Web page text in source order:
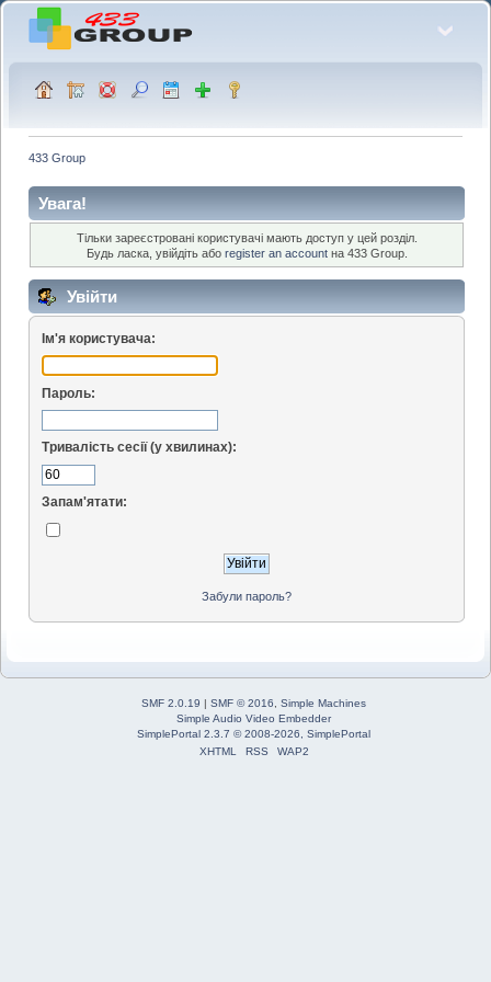
433 Group
Увага!
Тільки зареєстровані користувачі мають доступ у цей розділ.
Будь ласка, увійдіть або register an accountна 433 Group.
Увійти
Ім'я користувача:
Пароль:
Тривалість сесії (у хвилинах):
Запам'ятати:
Забули пароль?
SMF 2.0.19 | SMF © 2016
Simple Machines
Simple Audio Video Embedder
SimplePortal 2.3.7 © 2008-2026, SimplePortal
XHTML
RSS WAP2